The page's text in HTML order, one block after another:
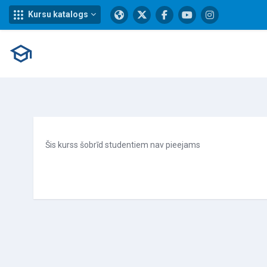
Kursu katalogs
Šis kurss šobrīd studentiem nav pieejams